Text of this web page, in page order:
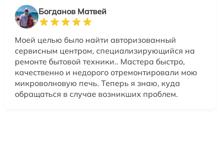
Богданов Матвей
Моей целью было найти авторизованный
сервисным центром, специализирующийся на
ремонте бытовой техники.. Мастера быстро,
качественно и недорого отремонтировали мою
микроволновую печь. Теперь я знаю, куда
обращаться в случае возникших проблем.